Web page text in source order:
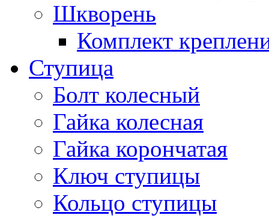
Шкворень
Комплект
Ступица
Болт колесный
Гайка колесная
Гайка корончатая
Ключ ступицы
Кольцо ступицы